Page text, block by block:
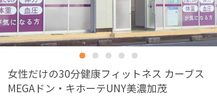
女性だけの30分健康フィットネス カーブス
MEGAドン・キホーテUNY美濃加茂